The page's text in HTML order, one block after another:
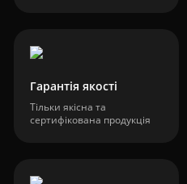
Гарантія якості
Тільки якісна та
сертифікована продукція